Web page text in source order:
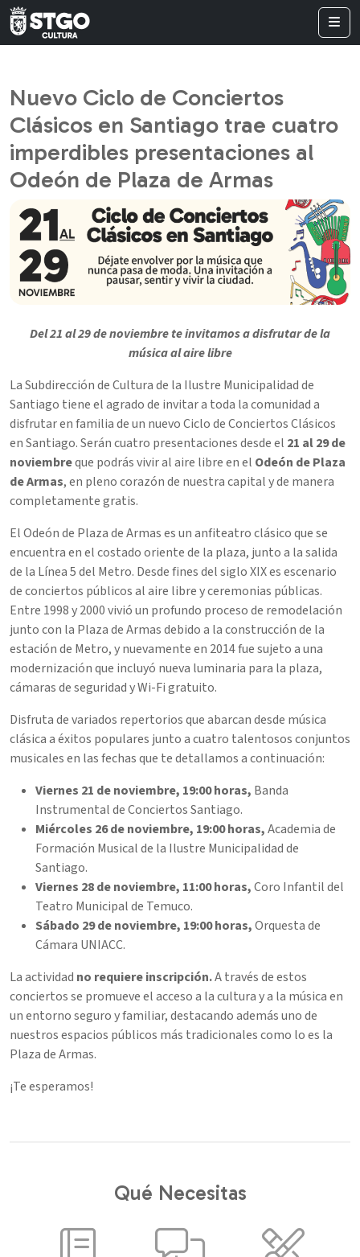
Nuevo Ciclo de Conciertos
Clásicos en Santiago trae cuatro
imperdibles presentaciones al
Odeón de Plaza de Armas
Del 21 al 29 de noviembre te invitamos a disfrutar de la
música al aire libre
La Subdirección de Cultura de la Ilustre Municipalidad de
Santiago tiene el agrado de invitar a toda la comunidad a
disfrutar en familia de un nuevo Ciclo de Conciertos Clásicos
en Santiago. Serán cuatro presentaciones desde el 21 al 29 de
noviembreque podrás vivir al aire libre en el Odeón de Plaza
de Armas, en pleno corazón de nuestra capital y de manera
completamente gratis.
El Odeón de Plaza de Armas es un anfiteatro clásico que se
encuentra en el costado oriente de la plaza, junto a la salida
de la Línea 5 del Metro. Desde fines del siglo XIX es escenario
de conciertos públicos al aire libre y ceremonias públicas.
Entre 1998 y 2000 vivió un profundo proceso de remodelación
junto con la Plaza de Armas debido a la construcción de la
estación de Metro, y nuevamente en 2014 fue sujeto a una
modernización que incluyó nueva luminaria para la plaza,
cámaras de seguridad y Wi-Fi gratuito.
Disfruta de variados repertorios que abarcan desde música
clásica a éxitos populares junto a cuatro talentosos conjuntos
musicales en las fechas que te detallamos a continuación:
Viernes 21 de noviembre, 19:00 horas, Banda
Instrumental de Conciertos Santiago.
Miércoles 26 de noviembre, 19:00 horas,Academia de
Formación Musical de la Ilustre Municipalidad de
Santiago.
Viernes 28 de noviembre, 11:00 horas,Coro Infantil del
Teatro Municipal de Temuco.
Sábado 29 de noviembre, 19:00 horas,Orquesta de
Cámara UNIACC.
La actividad no requiere inscripción.A través de estos
conciertos se promueve el acceso a la cultura y a la música en
un entorno seguro y familiar, destacando además uno de
nuestros espacios públicos más tradicionales como lo es la
Plaza de Armas.
¡Te esperamos!
Qué Necesitas